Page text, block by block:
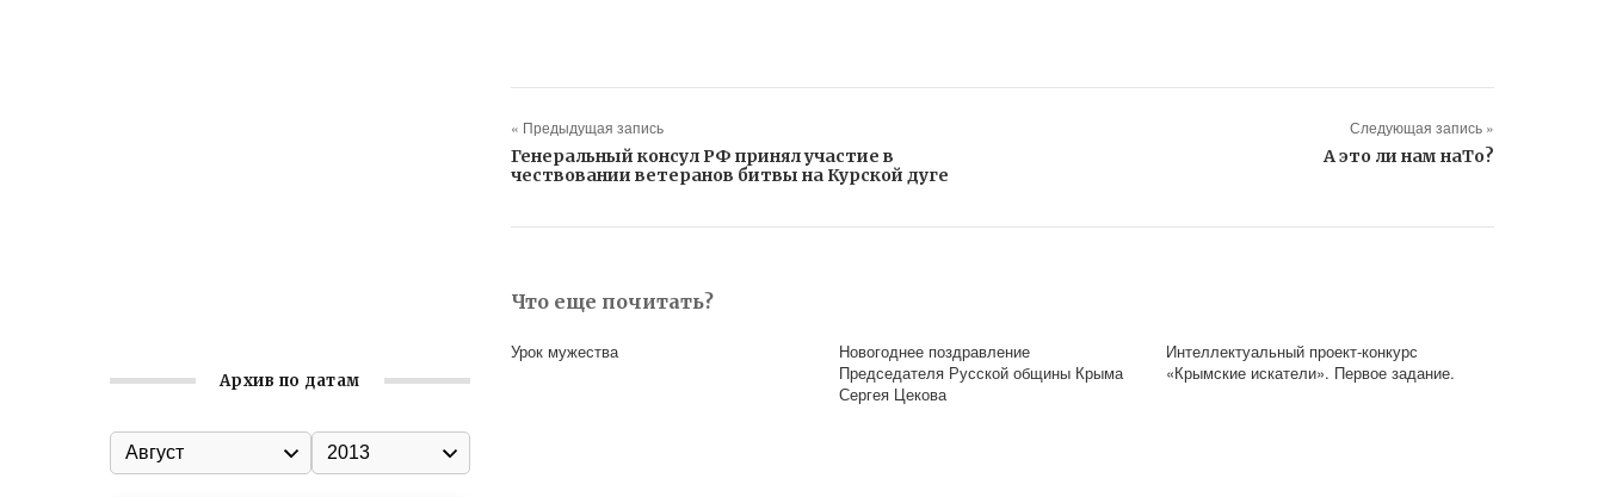
« Предыдущая запись
Генеральный консул РФ принял участие в
чествовании ветеранов битвы на Курской дуге
Следующая запись »
А это ли нам наТо?
Что еще почитать?
Урок мужества
Новогоднее поздравление
Председателя Русской общины Крыма
Сергея Цекова
Интеллектуальный проект-конкурс
«Крымские искатели». Первое задание.
Архив по датам